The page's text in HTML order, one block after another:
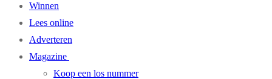
Winnen
Lees online
Adverteren
Magazine
Koop een los nummer